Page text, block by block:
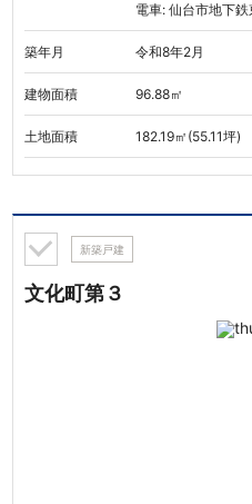
電車: 仙台市地下
築年月 令和8年2月
建物面積 96.88㎡
土地面積 182.19㎡(55.11坪)
新築戸建
文化町第３